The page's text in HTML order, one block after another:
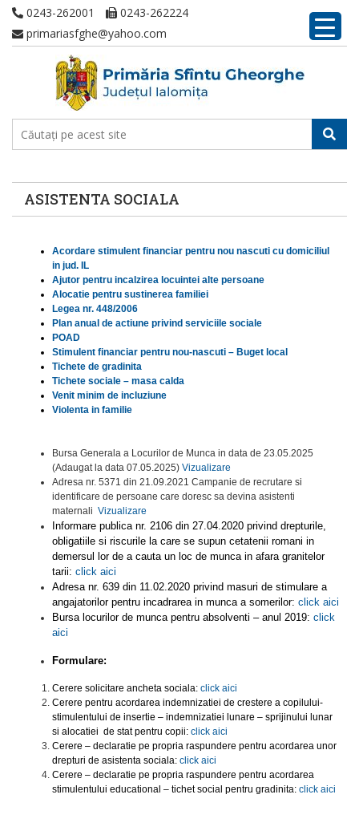
0243-262001
0243-262224
primariasfghe@yahoo.com
ASISTENTA SOCIALA
Acordare stimulent financiar pentru nou nascuti cu domiciliul
in jud. IL
Ajutor pentru incalzirea locuintei alte persoane
Alocatie pentru sustinerea familiei
Legea nr. 448/2006
Plan anual de actiune privind serviciile sociale
POAD
Stimulent financiar pentru nou-nascuti – Buget local
Tichete de gradinita
Tichete sociale – masa calda
Venit minim de incluziune
Violenta in familie
Bursa Generala a Locurilor de Munca in data de 23.05.2025
(Adaugat la data 07.05.2025) Vizualizare
Adresa nr. 5371 din 21.09.2021 Campanie de recrutare si
identificare de persoane care doresc sa devina asistenti
maternali Vizualizare
Informare publica nr. 2106 din 27.04.2020 privind drepturile,
obligatiile si riscurile la care se supun cetatenii romani in
demersul lor de a cauta un loc de munca in afara granitelor
tarii: click aici
Adresa nr. 639 din 11.02.2020 privind masuri de stimulare a
angajatorilor pentru incadrarea in munca a somerilor: click aici
Bursa locurilor de munca pentru absolventi – anul 2019: click
aici
Formulare:
Cerere solicitare ancheta sociala: click aici
Cerere pentru acordarea indemnizatiei de crestere a copilului-
stimulentului de insertie – indemnizatiei lunare – sprijinului lunar
si alocatiei de stat pentru copii: click aici
Cerere – declaratie pe propria raspundere pentru acordarea unor
drepturi de asistenta sociala: click aici
Cerere – declaratie pe propria raspundere pentru acordarea
stimulentului educational – tichet social pentru gradinita: click aici